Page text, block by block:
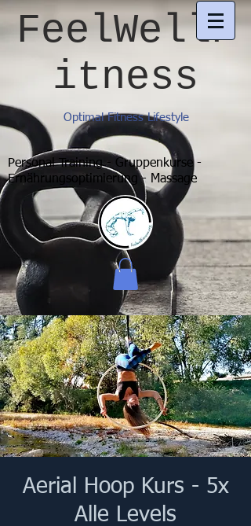
Optimal Fitness Lifestyle
FeelWellF
itness
Personal Training - Gruppenkurse -
Ernährungsoptimierung - Massage
Aerial Hoop Kurs - 5x
Alle Levels